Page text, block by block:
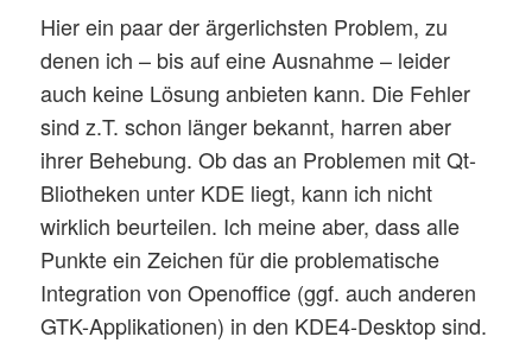
Hier ein paar der ärgerlichsten Problem, zu
denen ich – bis auf eine Ausnahme – leider
auch keine Lösung anbieten kann. Die Fehler
sind z.T. schon länger bekannt, harren aber
ihrer Behebung. Ob das an Problemen mit Qt-
Bliotheken unter KDE liegt, kann ich nicht
wirklich beurteilen. Ich meine aber, dass alle
Punkte ein Zeichen für die problematische
Integration von Openoffice (ggf. auch anderen
GTK-Applikationen) in den KDE4-Desktop sind.